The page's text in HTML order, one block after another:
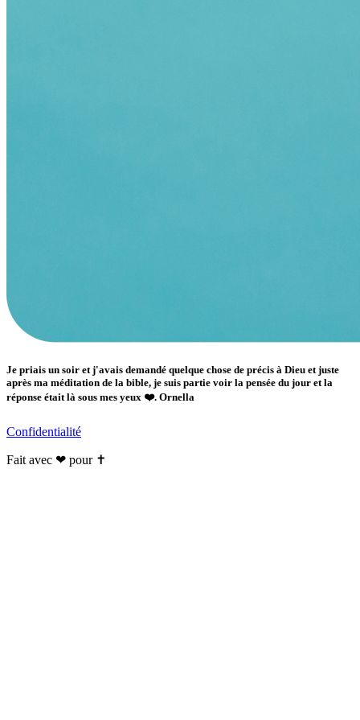
Je priais un soir et j'avais demandé quelque chose de précis à Dieu et juste
après ma méditation de la bible, je suis partie voir la pensée du jour et la
réponse était là sous mes yeux ❤️. Ornella
Confidentialité
Fait avec ❤ pour ✝️️